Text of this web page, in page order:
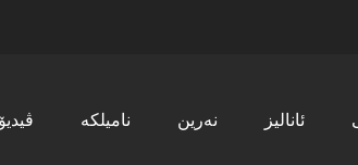
ڤیدیۆ نامیلکە نەرین ئانالیز